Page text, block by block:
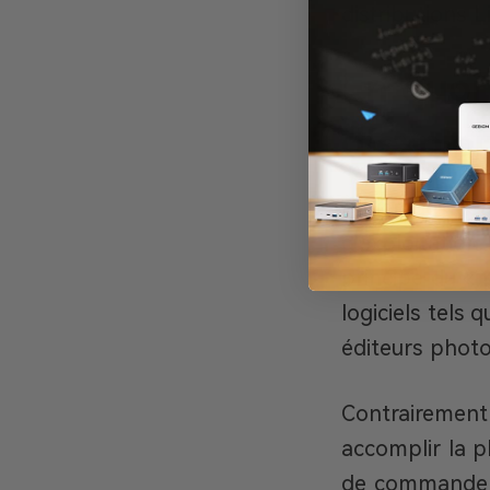
distributions
En
À bien des
principe du
logiciels tels
éditeurs
accomplir la
de